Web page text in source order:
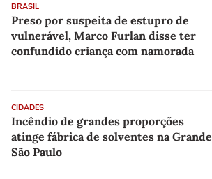
BRASIL
Preso por suspeita de estupro de
vulnerável, Marco Furlan disse ter
confundido criança com namorada
CIDADES
Incêndio de grandes proporções
atinge fábrica de solventes na Grande
São Paulo